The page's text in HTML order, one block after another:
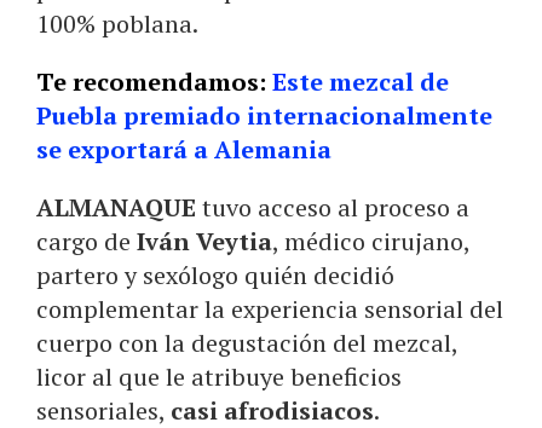
100% poblana.
Te recomendamos: Este mezcal de
Puebla premiado internacionalmente
se exportará a Alemania
ALMANAQUE tuvo acceso al proceso a
cargo de Iván Veytia, médico cirujano,
partero y sexólogo quién decidió
complementar la experiencia sensorial del
cuerpo con la degustación del mezcal,
licor al que le atribuye beneficios
sensoriales, casi afrodisiacos.